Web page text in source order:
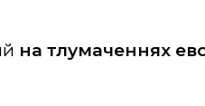
на тлумаченнях